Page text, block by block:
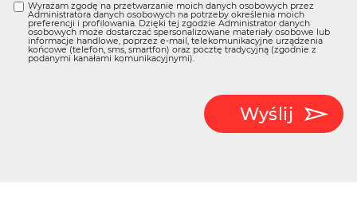
Wyrażam zgodę na przetwarzanie moich danych osobowych przez
Administratora danych osobowych na potrzeby określenia moich
preferencji i profilowania. Dzięki tej zgodzie Administrator danych
osobowych może dostarczać spersonalizowane materiały osobowe lub
informacje handlowe, poprzez e-mail, telekomunikacyjne urządzenia
końcowe (telefon, sms, smartfon) oraz pocztę tradycyjną (zgodnie z
podanymi kanałami komunikacyjnymi).
Wyślij